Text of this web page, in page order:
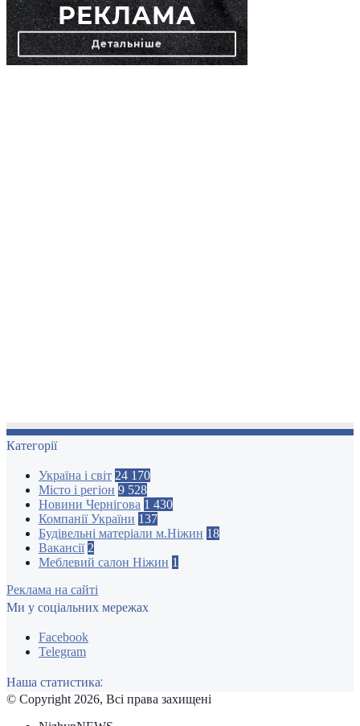
Категорії
Україна і світ 24 170
Місто і регіон 9 528
Новини Чернігова 1 430
Компанії України 137
Будівельні матеріали м.Ніжин 18
Вакансії 2
Меблевий салон Ніжин 1
Реклама на сайті
Ми у соціальних мережах
Facebook
Telegram
Наша статистика:
© Copyright 2026, Всі права захищені